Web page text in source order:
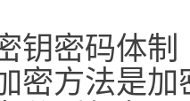
钥密码体制
方法是加